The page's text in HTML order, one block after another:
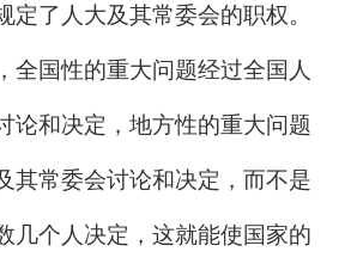
定了人大及其常委会的职权。
全国性的重大问题经过全国人
论和决定，地方性的重大问题
其常委会讨论和决定，而不是
几个人决定，这就能使国家的